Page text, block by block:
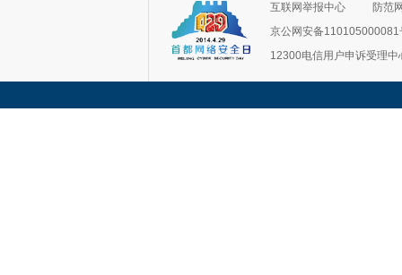
互联网举报中心
防范
京公网安备110105000081
12300电信用户申诉受理中